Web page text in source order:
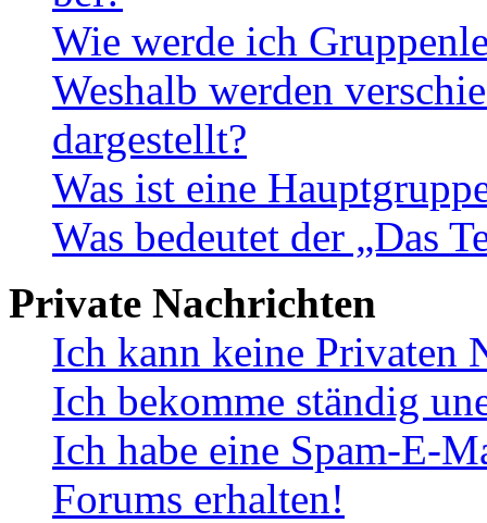
Wie werde ich
Weshalb werden
dargestellt?
Was ist eine
Was bedeutet der „Das
Private Nachrichten
Ich kann keine Privaten
Ich bekomme ständig
Ich habe eine Spam-E-
Forums erhalten!